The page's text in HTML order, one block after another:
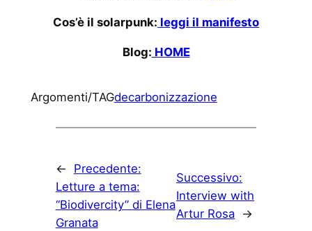
Cos’è il solarpunk: leggi il manifesto
Blog: HOME
Argomenti/TAGdecarbonizzazione
←
Precedente:
Letture a tema:
“Biodivercity” di Elena
Granata
Successivo:
Interview with
Artur Rosa →